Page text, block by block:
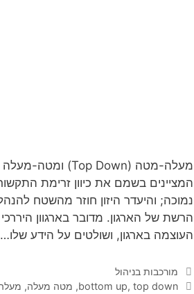
המציינים בשמם את כיוון זרימת
נמוכה; והיעדר היזון חוזר מהשטח
הרשת של הארגון. מדובר בארגוון
העוצמה בארגון, ושולטים על הידע שלו…
קטגוריות
מורכבות בניהול
תגיות
bottom up,top down
, מטה מעלה,